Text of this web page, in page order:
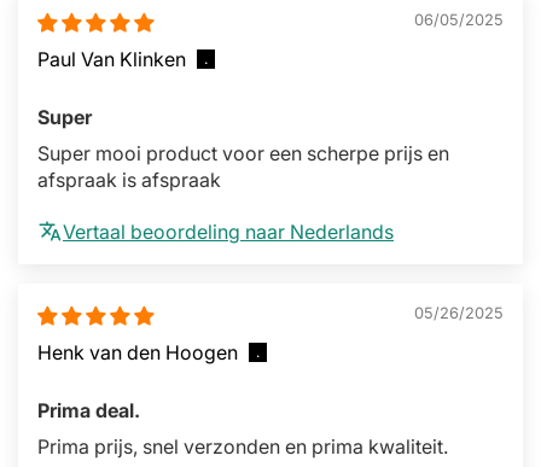
06/05/2025
Paul Van Klinken
Super
Super mooi product voor een scherpe prijs en
afspraak is afspraak
Vertaal beoordeling naar Nederlands
05/26/2025
Henk van den Hoogen
Prima deal.
Prima prijs, snel verzonden en prima kwaliteit.